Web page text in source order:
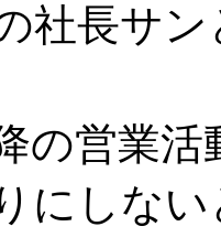
社長サ
の営業
にしな